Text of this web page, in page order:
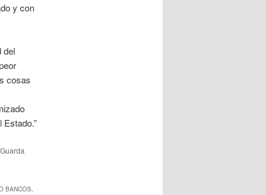
y con
del
cosas
BANCOS,